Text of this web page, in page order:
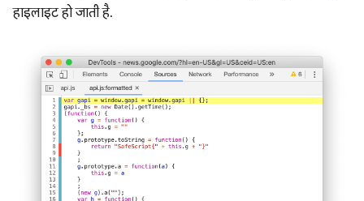
हाइलाइट हो जाती है.